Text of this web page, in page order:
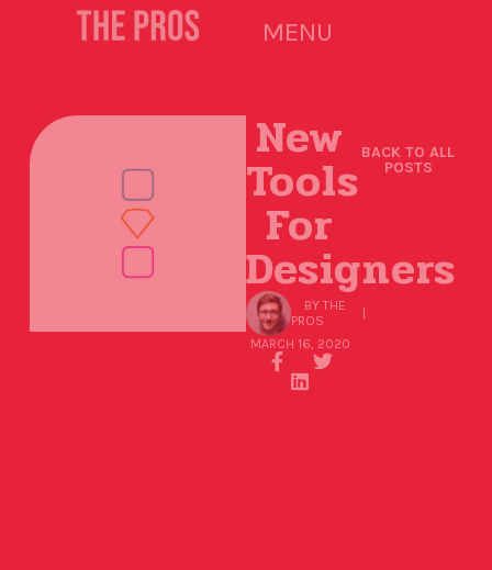
MENU
BACK TO ALL
POSTS
New
Tools
For
Designers
BYTHE
PROS
MARCH 16, 2020